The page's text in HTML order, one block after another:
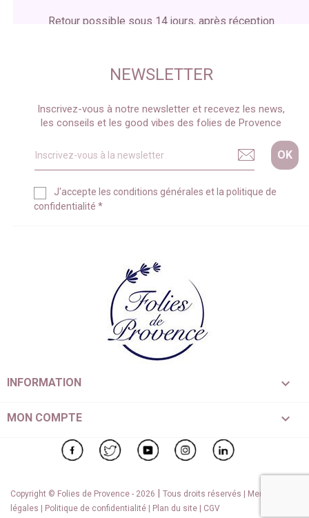
Retour possible sous 14 jours, après réception
NEWSLETTER
Inscrivez-vous à notre newsletter et recevez les news,
les conseils et les good vibes des folies de Provence
J'accepte les conditions générales et la politique de
confidentialité *
INFORMATION 
MON COMPTE 
FacebookTwitter YouTube Instagram
Copyright © Folies de Provence - 2026 Tous droits réservés |
Mentions
légales
Politique de confidentialité Plan du site CGV